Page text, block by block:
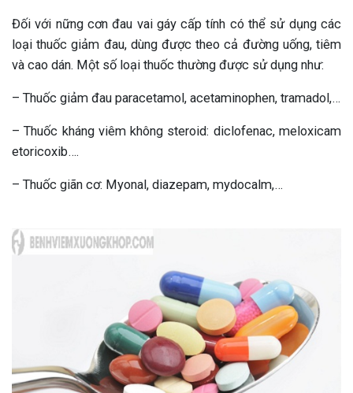
Đối với nững cơn đau vai gáy cấp tính có thể sử dụng các
loại thuốc giảm đau, dùng được theo cả đường uống, tiêm
và cao dán. Một số loại thuốc thường được sử dụng như:
– Thuốc giảm đau paracetamol, acetaminophen, tramadol,…
– Thuốc kháng viêm không steroid: diclofenac, meloxicam
etoricoxib….
– Thuốc giãn cơ: Myonal, diazepam, mydocalm,…